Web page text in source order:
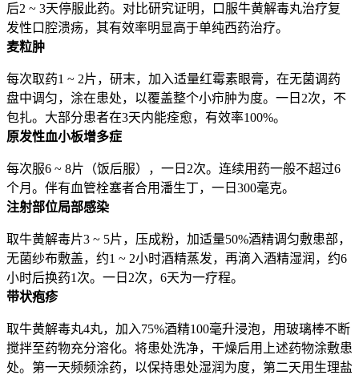
后2 ~ 3天停服此药。对比研究证明，口服牛黄解毒丸治疗复
发性口腔溃疡，其有效率明显高于单纯西药治疗。
麦粒肿
每次取药1 ~ 2片，研末，加入适量红霉素眼膏，在无菌调药
盘中调匀，涂在患处，以覆盖整个小疖肿为度。一日2次，不
包扎。大部分患者在3天内能痊愈，有效率100%。
原发性血小板增多症
每次服6 ~ 8片（饭后服），一日2次。连续用药一般不超过6
个月。伴有血管栓塞者合用潘生丁，一日300毫克。
注射部位局部感染
取牛黄解毒片3 ~ 5片，压成粉，加适量50%酒精调匀敷患部，
无菌纱布敷盖，约1 ~ 2小时酒精蒸发，再滴入酒精湿润，约6
小时后换药1次。一日2次，6天为一疗程。
带状疱疹
取牛黄解毒丸4丸，加入75%酒精100毫升浸泡，用玻璃棒不断
搅拌至药物充分溶化。将患处洗净，干燥后用上述药物涂敷患
处。第一天频频涂药，以保持患处湿润为度，第二天用生理盐